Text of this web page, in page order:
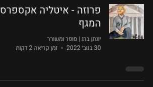
פרוזה - איטליה
המגף
יונתן ברג | סופר ומשורר
30 בנוב׳ 2022
זמן קריאה 2 דקות